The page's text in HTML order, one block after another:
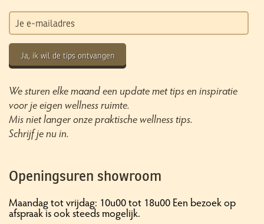
Ja, ik wil de tips ontvangen
We sturen elke maand een update met tips en inspiratie
voor je eigen wellness ruimte.
Mis niet langer onze praktische wellness tips.
Schrijf je nu in.
Openingsuren showroom
Maandag tot vrijdag: 10u00 tot 18u00 Een bezoek op
afspraak is ook steeds mogelijk.